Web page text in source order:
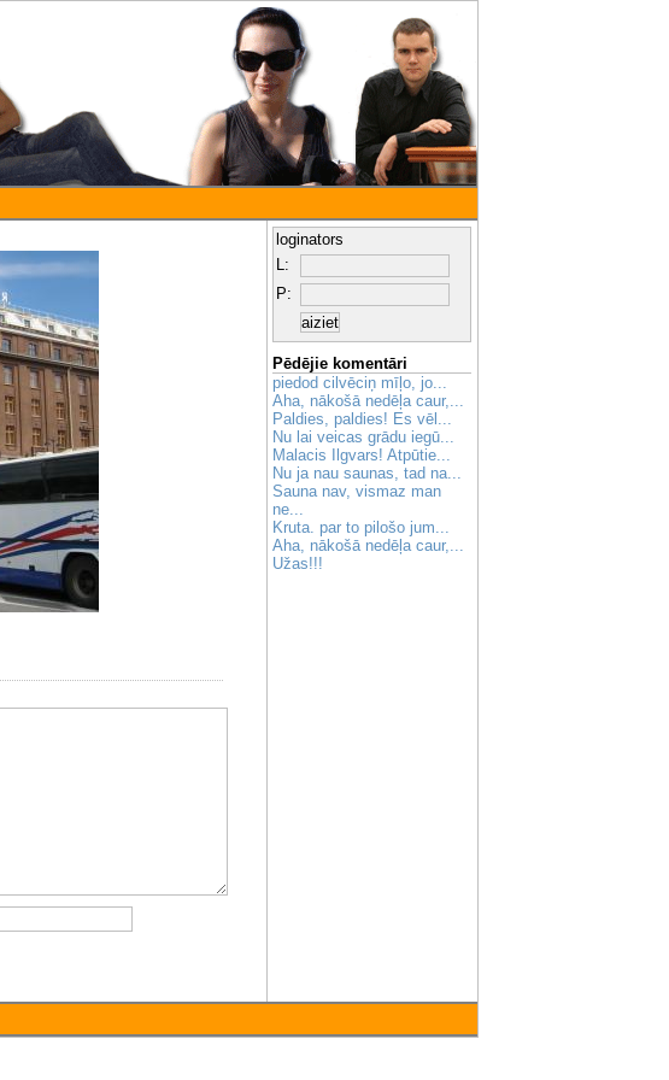
loginators
L:
P:
Pēdējie komentāri
piedod cilvēciņ mīļo, jo...
Aha, nākošā nedēļa caur,...
Paldies, paldies! Es vēl...
Nu lai veicas grādu iegū...
Malacis Ilgvars! Atpūtie...
Nu ja nau saunas, tad na...
Sauna nav, vismaz man
ne...
Kruta. par to pilošo jum...
Aha, nākošā nedēļa caur,...
Užas!!!